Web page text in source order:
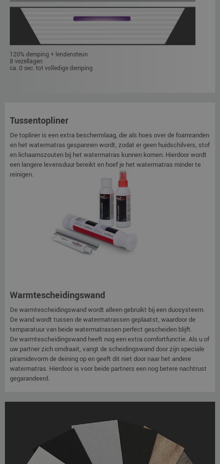
120% demping + lendensteun
8 vezellagen
ca. 0 sec. tot volledige demping
Tussentopliner
De topliner is een extra beschermlaag, die als hoes over de foamranden
en het watermatras gespannen wordt, zodat er geen huidschilvers, stof
en lichaamszouten bij het watermatras kunnen komen. Hierdoor wordt
een langere levensduur bereikt en hoef je het watermatras minder te
reinigen.
Warmtescheidingswand
De warmtescheidingswand wordt alleen gebruikt bij een duosysteem.
De wand wordt tussen de watermatrassen geplaatst, waardoor de
temparatuur van beide watermatrassen perfect gescheiden blijft.
De warmtescheidingswand heeft nog een extra comfortfunctie. Als u of
uw partner zich omdraait, vangt de scheidingswand door zijn speciale
piramidevorm de deining op en geeft dit niet door naar het andere
watermatras. Hierdoor is voor beide partners een nog betere nachtrust
gegarandeerd.